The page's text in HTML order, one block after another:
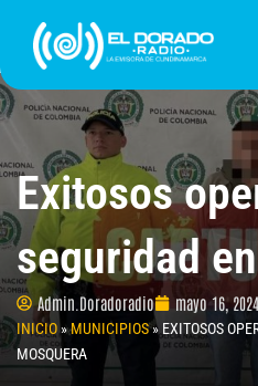
contenido
Exitosos
seguridad
Admin.Doradoradio mayo 16, 2024
INICIO»MUNICIPIOS»EXITOSOS
MOSQUERA